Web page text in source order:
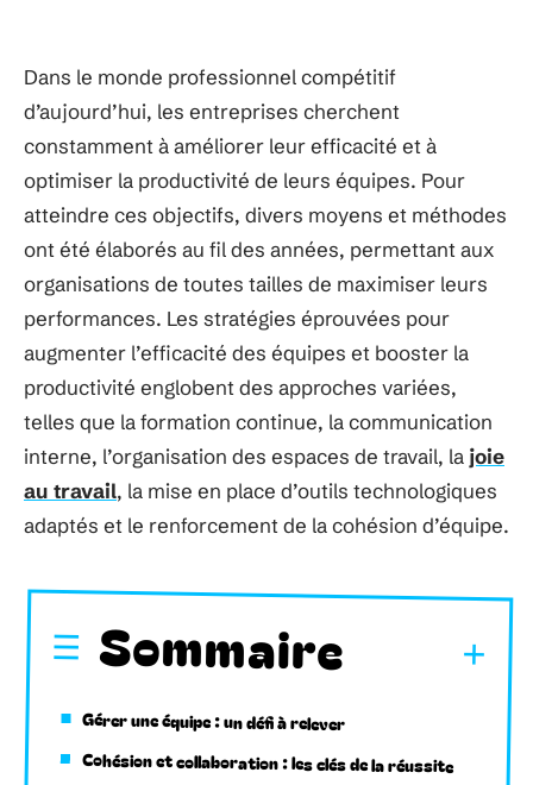
Dans le monde professionnel compétitif
d’aujourd’hui, les entreprises cherchent
constamment à améliorer leur efficacité et à
optimiser la productivité de leurs équipes. Pour
atteindre ces objectifs, divers moyens et méthodes
ont été élaborés au fil des années, permettant aux
organisations de toutes tailles de maximiser leurs
performances. Les stratégies éprouvées pour
augmenter l’efficacité des équipes et booster la
productivité englobent des approches variées,
telles que la formation continue, la communication
interne, l’organisation des espaces de travail, la joie
au travail, la mise en place d’outils technologiques
adaptés et le renforcement de la cohésion d’équipe.
Sommaire
Gérer une équipe : un défi à relever
Cohésion et collaboration : les clés de la réussite